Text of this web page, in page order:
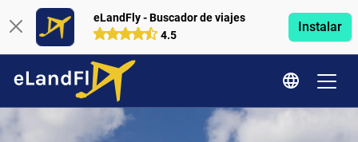
eLandFly - Buscador de viajes
4.5
Instalar